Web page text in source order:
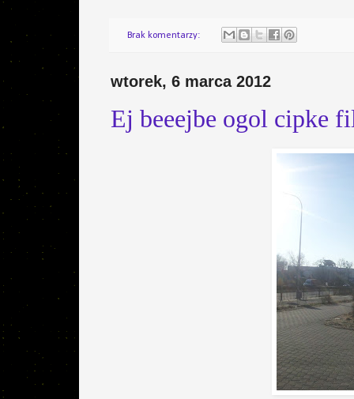
Brak komentarzy:
wtorek, 6 marca 2012
Ej beeejbe ogol cipke